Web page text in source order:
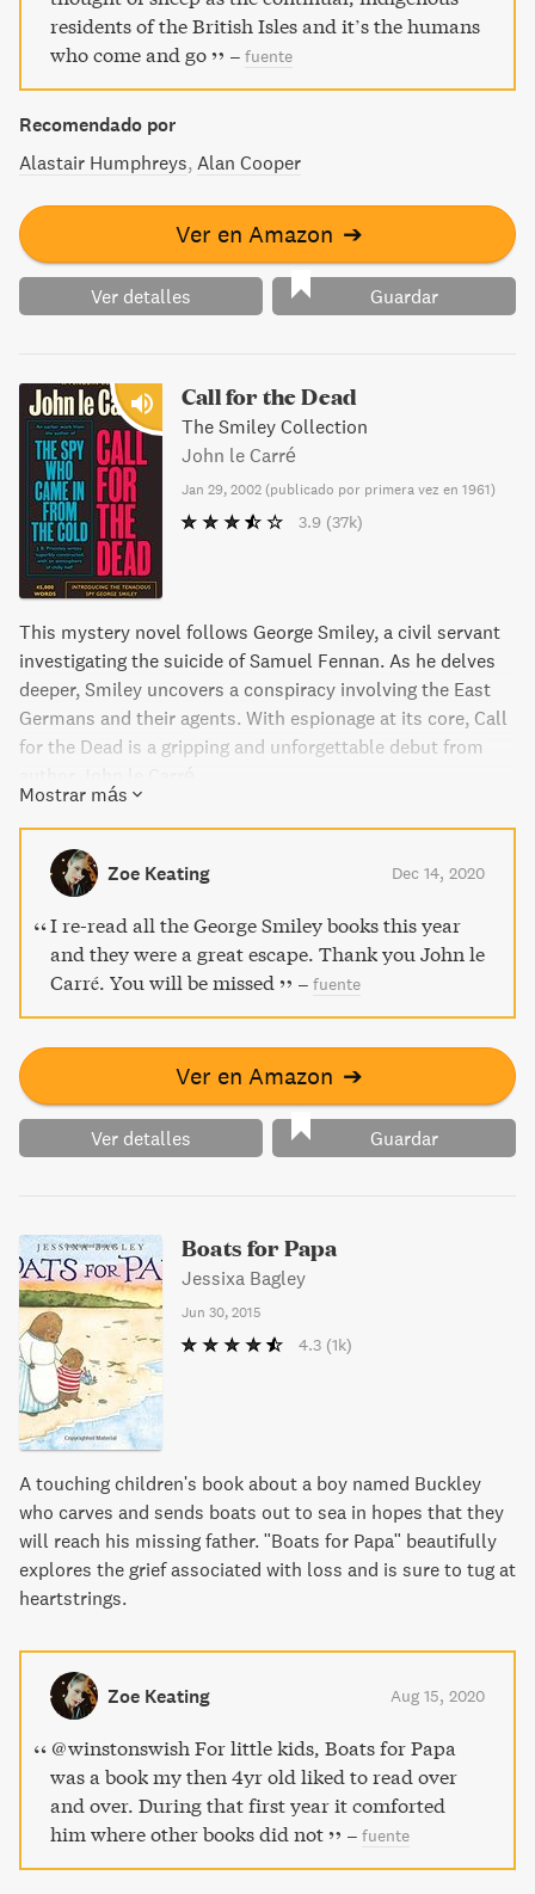
residents of the British Isles and it’s the humans
who come and go
– fuente
Recomendado por
Alastair Humphreys Alan Cooper
Ver en Amazon ➔
Ver detalles Guardar
Call for the Dead
The Smiley Collection
John le Carré
Jan 29, 2002 (publicado por primera vez en 1961)
3.9 (37k)
This mystery novel follows George Smiley, a civil servant
investigating the suicide of Samuel Fennan. As he delves
deeper, Smiley uncovers a conspiracy involving the East
Germans and their agents. With espionage at its core, Call
for the Dead is a gripping and unforgettable debut from
Mostrar más
Zoe Keating Dec 14, 2020
I re-read all the George Smiley books this year
and they were a great escape. Thank you John le
Carré. You will be missed
– fuente
Ver en Amazon ➔
Ver detalles Guardar
Boats for Papa
Jessixa Bagley
Jun 30, 2015
4.3 (1k)
A touching children's book about a boy named Buckley
who carves and sends boats out to sea in hopes that they
will reach his missing father. "Boats for Papa" beautifully
explores the grief associated with loss and is sure to tug at
heartstrings.
Zoe Keating Aug 15, 2020
@winstonswish For little kids, Boats for Papa
was a book my then 4yr old liked to read over
and over. During that first year it comforted
him where other books did not
– fuente